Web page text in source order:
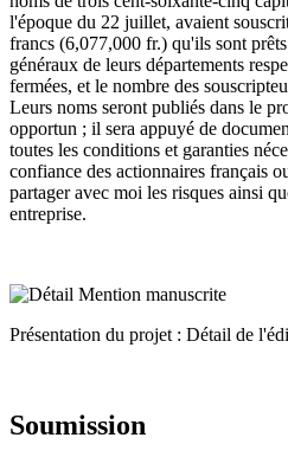
l'époque du 22 juillet, avaient
francs (6,077,000 fr.) qu'ils sont
généraux de leurs départements
fermées, et le nombre des
Leurs noms seront publiés dans le
opportun ; il sera appuyé de
toutes les conditions et garanties
confiance des actionnaires français
partager avec moi les risques ainsi
entreprise.
Présentation du projet : Détail de
Soumission